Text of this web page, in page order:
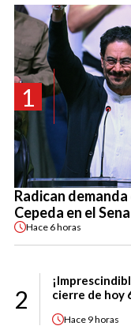
1
Radican
Cepeda en el
Hace 6 horas
2
cierre de hoy
Hace 9 horas